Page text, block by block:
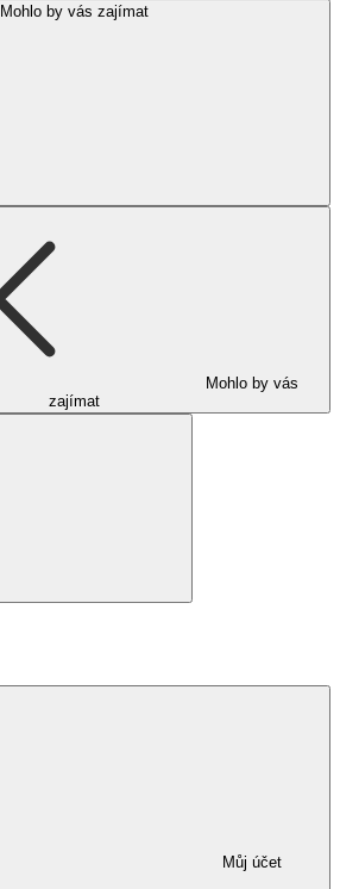
Mohlo by vás zajímat
Mohlo by vás
zajímat
Můj účet